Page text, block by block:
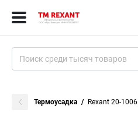
Термоусадка Rexant 20-1006